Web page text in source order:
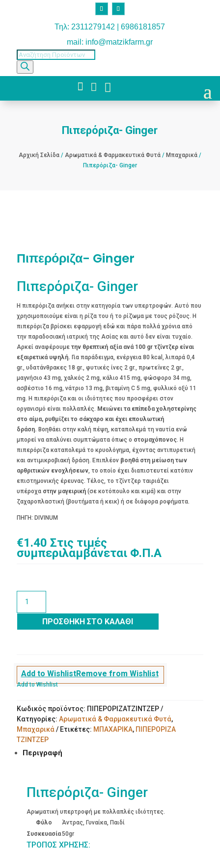
Τηλ: 2311279142 | 6986181857
mail: info@matzikfarm.gr
Products
search
  
Πιπερόριζα- Ginger
Αρχική Σελίδα/ Αρωματικά & Φαρμακευτικά Φυτά/ Μπαχαρικά/
Πιπερόριζα- Ginger
Πιπερόριζα- Ginger
Πιπερόριζα- Ginger
Η πιπερόριζα ανήκει στην κατηγορία των υπερτροφών. Αυτό που
χρησιμοποιούμε είναι η ρίζα του ή το ρίζωμα με τους ρόζους. Η
πιπερόριζα βρίσκει εφαρμογή εδώ και πάρα πολλά χρόνια από
την παραδοσιακή ιατρική της Ασίας και αυτό δεν είναι τυχαίο.
Αρκεί αναφέρουμε την θρεπτική αξία ανά 100 gr τζίντζερ είναι
εξαιρετικά υψηλή. Για παράδειγμα, ενέργεια 80 kcal, λιπαρά 0,4
gr., υδατάνθρακες 18 gr., φυτικές ίνες 2 gr., πρωτεΐνες 2 gr.,
μαγνήσιο 43 mg, χαλκός 2 mg, κάλιο 415 mg, φώσφορο 34 mg,
ασβέστιο 16 mg, νάτριο 13 mg, βιταμίνη C 5 mg, φυλλικό οξύ 11
mg. Η πιπερόριζα και οι ιδιότητες που προσφέρει στον
οργανισμό είναι πολλαπλές. Μειώνει τα επίπεδα χοληστερίνης
στο αίμα, ρυθμίζει το σάκχαρο και έχει επουλωτική
δράση. Βοηθάει στην καλή πέψη, καταπολεμά τη ναυτία ενώ
μπορεί να απαλύνει συμπτώματα όπως ο στομαχόπονος. Η
πιπερόριζα καταπολεμά το κρυολόγημα, έχοντας αντιπυρετική
και αντιμικροβιακή δράση. Επιπλέον βοηθά στη μείωση των
αρθριτικών ενοχλήσεων, το οποίο έχει διαπιστευτεί κατόπιν
επιστημονικής έρευνας. Τέλος, το τζίντζερ ταιριάζει
υπέροχα στην μαγειρική(σε κοτόπουλο και κιμά) και στην
ζαχαροπλαστική (βουτήματα ή κεικ) ή σε διάφορα ροφήματα.
ΠΗΓΗ: DIVINUM
€1.40 Στις τιμές
συμπεριλαμβάνεται Φ.Π.Α
Ginger
ποσότητα
ΠΡΟΣΘΉΚΗ ΣΤΟ ΚΑΛΆΘΙ
Add to WishlistRemove from Wishlist
Add to Wishlist
Κωδικός προϊόντος: ΠΙΠΕΡΟΡΙΖΑΤΖΙΝΤΖΕΡ
Κατηγορίες: Αρωματικά & Φαρμακευτικά Φυτά,
Μπαχαρικά
Ετικέτες: ΜΠΑΧΑΡΙΚΑ, ΠΙΠΕΡΟΡΙΖΑ
ΤΖΙΝΤΖΕΡ
Περιγραφή
Πιπερόριζα- Ginger
Αρωματική υπερτροφή με πολλαπλές ιδιότητες.
Φύλο
Άντρας, Γυναίκα, Παιδί
Συσκευασία50gr
ΤΡΟΠΟΣ ΧΡΗΣΗΣ: